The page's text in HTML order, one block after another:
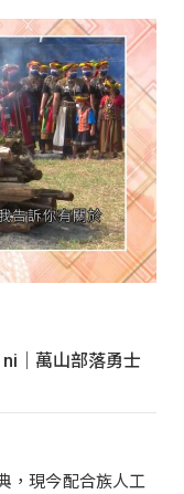
ni｜萬山部落勇士
，現今配合族人工